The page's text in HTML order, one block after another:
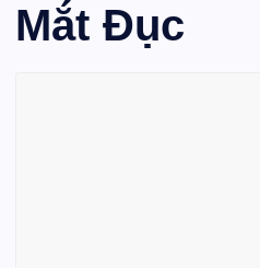
Mắt Đục